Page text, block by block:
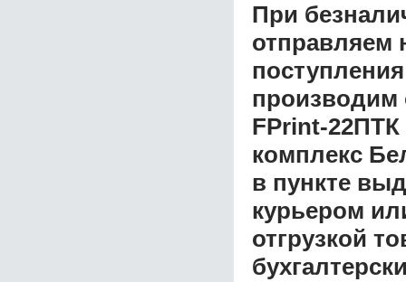
При
отправляем
производим
FPrint-
комплекс
в пункте
курьером
отгрузкой